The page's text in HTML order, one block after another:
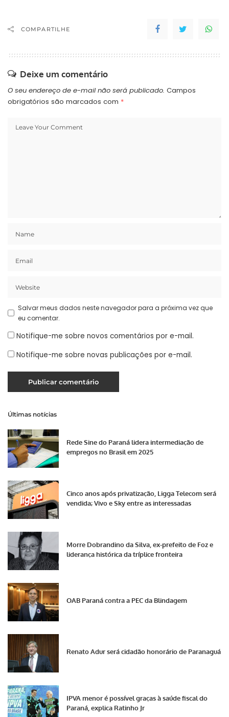
online na loja virtual do
COMPARTILHE
Deixe um comentário
O seu endereço de e-mail não será publicado. Campos
obrigatórios são marcados com *
Salvar meus dados neste navegador para a próxima vez que
eu comentar.
Notifique-me sobre novos comentários por e-mail.
Notifique-me sobre novas publicações por e-mail.
Últimas notícias
Rede Sine do Paraná lidera intermediação de
empregos no Brasil em 2025
Cinco anos após privatização, Ligga Telecom será
vendida; Vivo e Sky entre as interessadas
Morre Dobrandino da Silva, ex-prefeito de Foz e
liderança histórica da tríplice fronteira
OAB Paraná contra a PEC da Blindagem
Renato Adur será cidadão honorário de Paranaguá
IPVA menor é possível graças à saúde fiscal do
Paraná, explica Ratinho Jr